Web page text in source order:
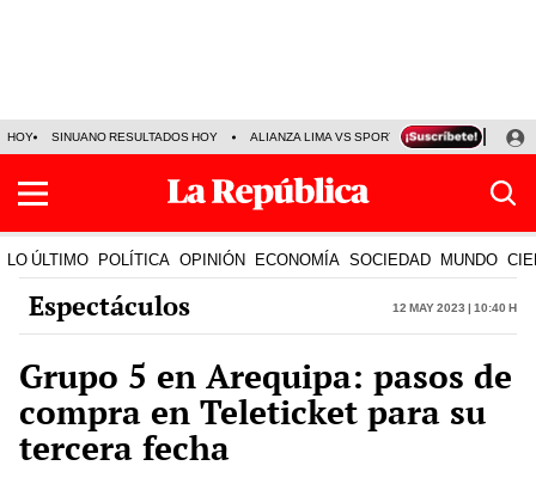
HOY SINUANO RESULTADOS HOY ALIANZA LIMA VS SPORT BOYS JORGE
LO ÚLTIMO POLÍTICA OPINIÓN ECONOMÍA SOCIEDAD MUNDO
Espectáculos 12 May 2023 | 10:40 h
Grupo 5 en Arequipa: pasos de
compra en Teleticket para su
tercera fecha